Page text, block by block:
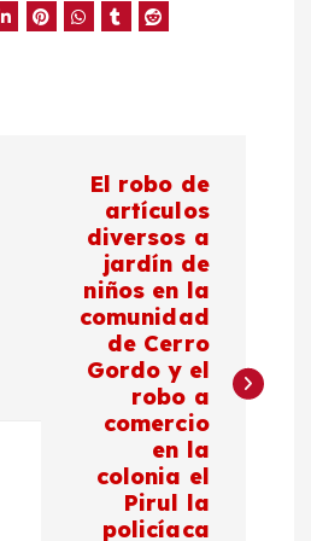
El robo de
artículos
diversos a
jardín de
niños en la
comunidad
de Cerro
Gordo y el
robo a
comercio
en la
colonia el
Pirul la
policíaca